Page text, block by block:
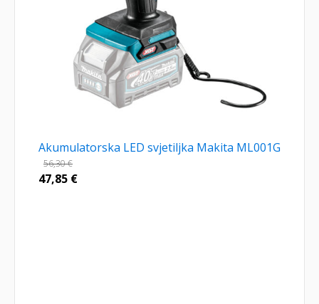
Akumulatorska LED svjetiljka Makita ML001G
56,30€
47,85 €